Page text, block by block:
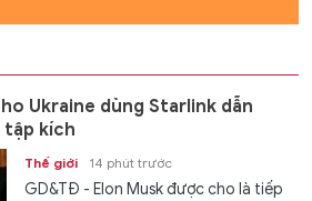
Ukraine dùng Starlink dẫn
kích
Thế giới 14 phút trước
GD&TĐ - Elon Musk được cho là tiếp